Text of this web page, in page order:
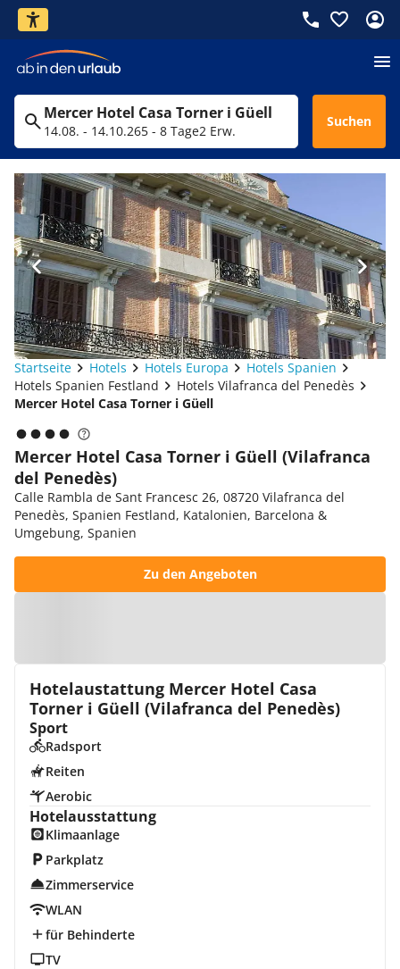
Mercer Hotel Casa Torner i Güell
14.08. - 14.10.265 - 8 Tage2 Erw.
Suchen
Startseite Hotels Hotels Europa
Hotels Spanien
Hotels Spanien Festland
Hotels Vilafranca del Penedès
Mercer Hotel Casa Torner i Güell
Mercer Hotel Casa Torner i Güell (Vilafranca
del Penedès)
Calle Rambla de Sant Francesc 26, 08720 Vilafranca del
Penedès, Spanien Festland, Katalonien, Barcelona &
Umgebung, Spanien
Zu den Angeboten
Hotelaustattung Mercer Hotel Casa
Torner i Güell (Vilafranca del Penedès)
Sport
Radsport
Reiten
Aerobic
Hotelausstattung
Klimaanlage
Parkplatz
Zimmerservice
WLAN
für Behinderte
TV